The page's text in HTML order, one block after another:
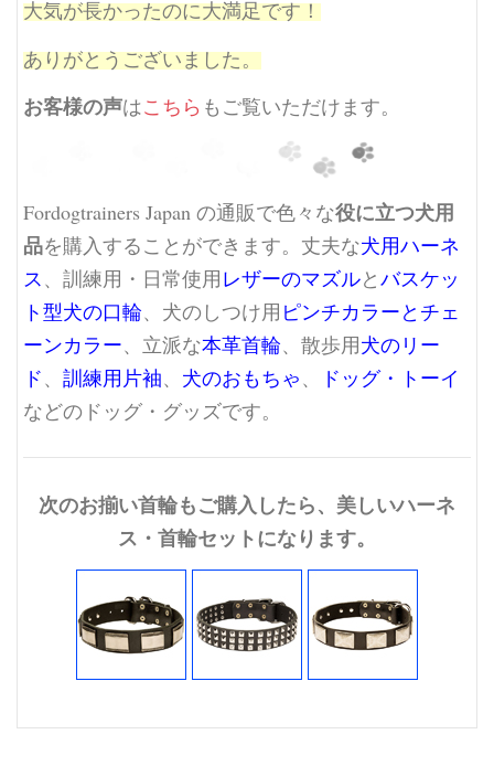
大気が長かったのに大満足です！
ありがとうございました。
お客様の声はこちら もご覧いただけます。
Fordogtrainers Japan の通販で色々な役に立つ犬用
品を購入することができます。丈夫な犬用ハーネ
ス、訓練用・日常使用レザーのマズルとバスケッ
ト型犬の口輪、犬のしつけ用 ピンチカラーとチェ
ーンカラー、立派な本革首輪、散歩用犬のリー
ド、 訓練用片袖、 犬のおもちゃ、
ドッグ・トーイ
などのドッグ・グッズです。
次のお揃い首輪もご購入したら、美しいハーネ
ス・首輪セットになります。